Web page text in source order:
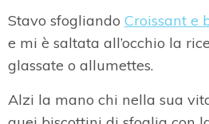
Stavo sfogliando Croissant e
e mi è saltata all’occhio la
glassate o allumettes.
Alzi la mano chi nella sua